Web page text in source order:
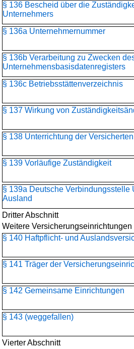
§ 136 Bescheid über die
Unternehmers
§ 136a Unternehmernummer
§ 136b Verarbeitung zu Zwecken
Unternehmensbasisdaten­registers
§ 136c Betriebsstättenverzeichnis
§ 137 Wirkung von
§ 138 Unterrichtung der Versicherten
§ 139 Vorläufige Zuständigkeit
§ 139a Deutsche Verbindungsstelle
Ausland
Dritter Abschnitt
Weitere Versicherungseinrichtungen
§ 140 Haftpflicht- und
§ 141 Träger der
§ 142 Gemeinsame Einrichtungen
§ 143 (weggefallen)
Vierter Abschnitt